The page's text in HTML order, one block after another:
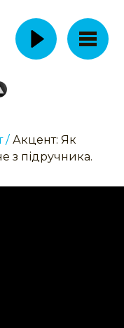
/ Акцент: Як
з підручника.